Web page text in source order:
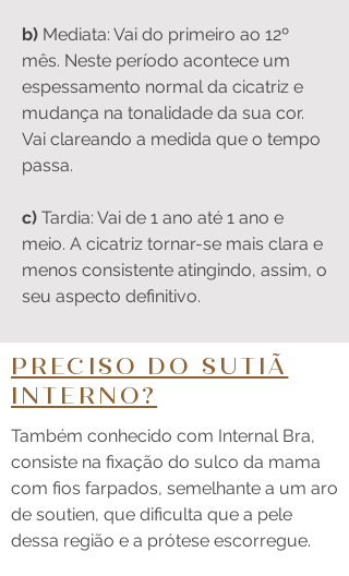
b) Mediata: Vai do primeiro ao 12º
mês. Neste período acontece um
espessamento normal da cicatriz e
mudança na tonalidade da sua cor.
Vai clareando a medida que o tempo
passa.
c) Tardia: Vai de 1 ano até 1 ano e
meio. A cicatriz tornar-se mais clara e
menos consistente atingindo, assim, o
seu aspecto definitivo.
PRECISO DO SUTIÃ
INTERNO?
Também conhecido com Internal Bra,
consiste na fixação do sulco da mama
com fios farpados, semelhante a um aro
de soutien, que dificulta que a pele
dessa região e a prótese escorregue.